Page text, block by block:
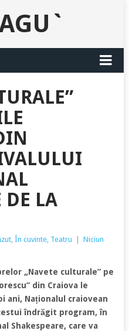
DE LA
, În cuvinte, Teatru
Niciun
„Navete culturale” pe
din Craiova le
ani, Naționalul craiovean
îndrăgit program, în
Shakespeare, care va